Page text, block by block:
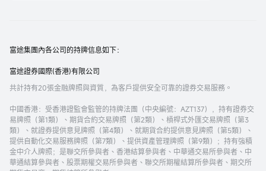
富途集團內各公司的持牌信息如下：
富途證券國際(香港)有限公司
共計持有20張金融牌照與資質，為客戶提供安全可靠的證券交易服務。
中國香港：受香港證監會監管的持牌法團（中央編號：AZT137），持有證券交
易牌照（第1類）、期貨合約交易牌照（第2類）、槓桿式外匯交易牌照（第3
類）、就證券提供意見牌照（第4類）、就期貨合約提供意見牌照（第5類）、
提供自動化交易服務牌照（第7類）、提供資產管理牌照（第9類）；持有強積
金中介人牌照；是聯交所參與者、香港結算參與者、中華通交易所參與者、中
華通結算參與者、股票期權交易所參與者、聯交所期權結算所參與者、期交所